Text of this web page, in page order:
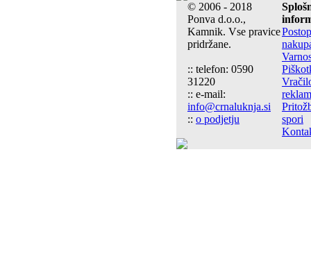
© 2006 - 2018
Ponva d.o.o.,
Kamnik. Vse pravice
pridržane.
:: telefon: 0590
31220
:: e-mail:
info@crnaluknja.si
:: o podjetju
spori